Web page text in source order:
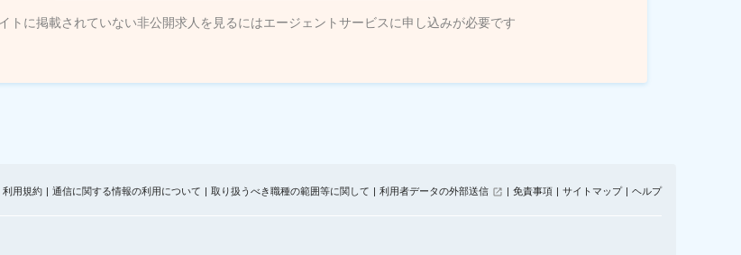
トに掲載されていない非公開求人を見るにはエージェントサービスに申し込みが必要です
利用規約 通信に関する情報の利用について 取り扱うべき職種の範囲等に関して 利用者データの外部送信 免責事項 サイトマップ ヘルプ